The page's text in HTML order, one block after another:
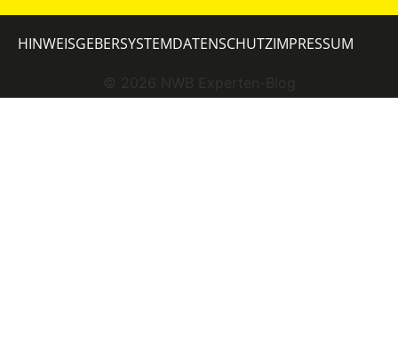
© 2026 NWB Experten-Blog
HINWEISGEBERSYSTEMDATENSCHUTZIMPRESSUM